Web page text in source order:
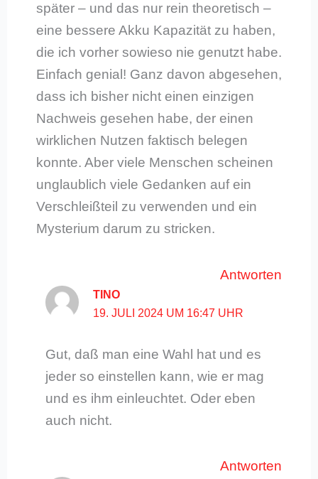
später – und das nur rein theoretisch –
eine bessere Akku Kapazität zu haben,
die ich vorher sowieso nie genutzt habe.
Einfach genial! Ganz davon abgesehen,
dass ich bisher nicht einen einzigen
Nachweis gesehen habe, der einen
wirklichen Nutzen faktisch belegen
konnte. Aber viele Menschen scheinen
unglaublich viele Gedanken auf ein
Verschleißteil zu verwenden und ein
Mysterium darum zu stricken.
Antworten
TINO
19. JULI 2024 UM 16:47 UHR
Gut, daß man eine Wahl hat und es
jeder so einstellen kann, wie er mag
und es ihm einleuchtet. Oder eben
auch nicht.
Antworten